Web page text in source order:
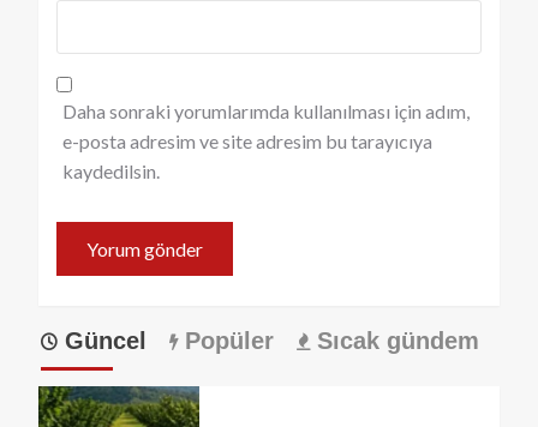
Daha sonraki yorumlarımda kullanılması için adım,
e-posta adresim ve site adresim bu tarayıcıya
kaydedilsin.
Güncel Popüler Sıcak gündem